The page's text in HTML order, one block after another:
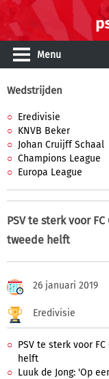
Menu
Wedstrijden
Eredivisie
KNVB Beker
Johan Cruijff Schaal
Champions League
Europa League
PSV te sterk voor
tweede helft
26 januari 2019
Eredivisie
PSV te sterk voor
helft
Luuk de Jong: 'Op